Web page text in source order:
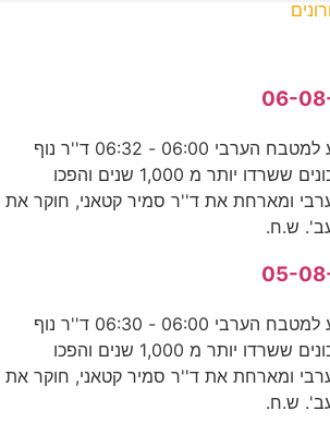
כתאב אלטביח' - מסע למטבח הערבי 06:00 - 06:32 ד''ר נוף
עתאמנה מבשלת מתכונים ששרדו יותר מ 1,000 שנים והפכו
ומארחת את ד''ר סמיר קטאני, חוקר את
ש.ח.
כתאב אלטביח' - מסע למטבח הערבי 06:00 - 06:30 ד''ר נוף
עתאמנה מבשלת מתכונים ששרדו יותר מ 1,000 שנים והפכו
ומארחת את ד''ר סמיר קטאני, חוקר את
ש.ח.